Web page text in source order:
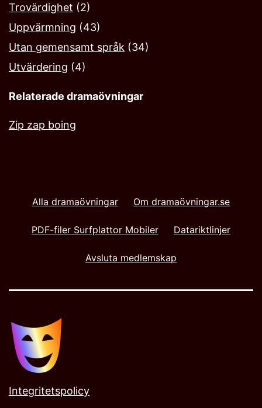
Trovärdighet (2)
Uppvärmning (43)
Utan gemensamt språk (34)
Utvärdering (4)
Relaterade dramaövningar
Zip zap boing
Alla dramaövningar Om dramaövningar.se
PDF-filer Surfplattor Mobiler Datariktlinjer
Avsluta medlemskap
Integritetspolicy